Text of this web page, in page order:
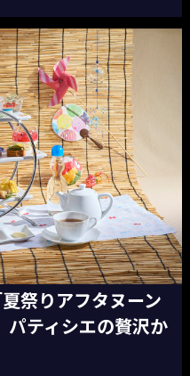
祭りアフタヌーン
ティシエの贅沢か